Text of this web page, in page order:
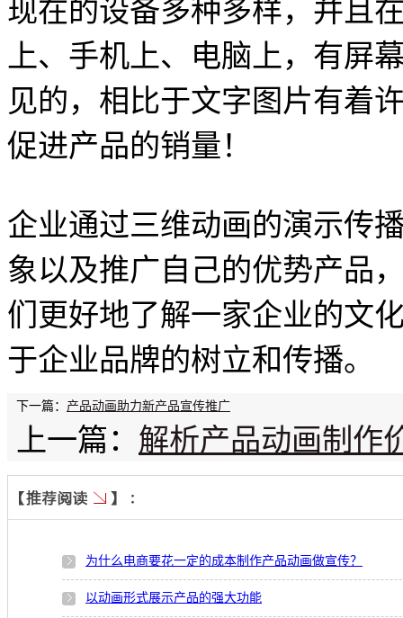
现在的设备多种多样，并且
上、手机上、电脑上，有屏
见的，相比于文字图片有着
促进产品的销量！
企业通过三维动画的演示传
象以及推广自己的优势产品
们更好地了解一家企业的文
于企业品牌的树立和传播。
下一篇： 产品动画助力新产品宣传推广
上一篇： 解析产品动画制作
为什么电商要花一定的成本制作产品动画做宣传？
以动画形式展示产品的强大功能